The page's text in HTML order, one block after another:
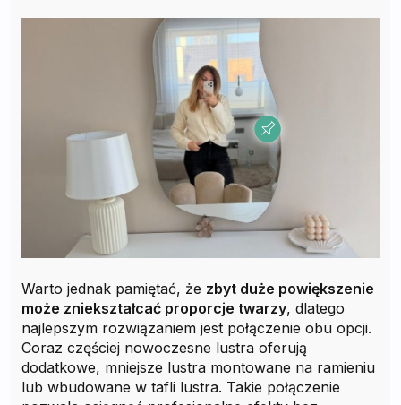
Warto jednak pamiętać, że zbyt duże powiększenie
może zniekształcać proporcje twarzy, dlatego
najlepszym rozwiązaniem jest połączenie obu opcji.
Coraz częściej nowoczesne lustra oferują
dodatkowe, mniejsze lustra montowane na ramieniu
lub wbudowane w tafli lustra. Takie połączenie